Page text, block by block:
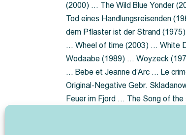
(2000) … The Wild Blue Yonder
Tod eines Handlungsreisenden
dem Pflaster ist der Strand
… Wheel of time (2003) … White
Wodaabe (1989) … Woyzeck
… Bebe et Jeanne d’Arc … Le
Original-Negative Gebr.
Feuer im Fjord … The Song of